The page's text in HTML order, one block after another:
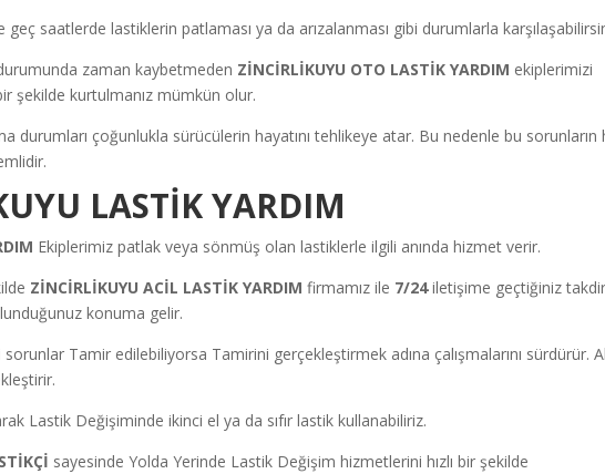
saatlerde lastiklerin patlaması ya da arızalanması gibi durumlarla
zaman kaybetmeden ZİNCİRLİKUYU OTO LASTİK YARDIM ekiplerimizi
bir şekilde kurtulmanız mümkün olur.
durumları çoğunlukla sürücülerin hayatını tehlikeye atar. Bu nedenle bu sorunların
LASTİK YARDIM
Ekiplerimiz patlak veya sönmüş olan lastiklerle ilgili anında hizmet verir.
ZİNCİRLİKUYU ACİL LASTİK YARDIM firmamız ile 7/24iletişime geçtiğiniz
konuma gelir.
Tamir edilebiliyorsa Tamirini gerçekleştirmek adına çalışmalarını sürdürür.
Lastik Değişiminde ikinci el ya da sıfır lastik kullanabiliriz.
sayesinde Yolda Yerinde Lastik Değişim hizmetlerini hızlı bir şekilde